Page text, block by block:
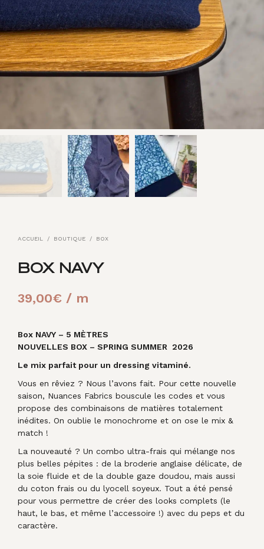
ACCUEIL / BOUTIQUE / BOX
BOX NAVY
39,00€ / m
Box NAVY – 5 MÈTRES
NOUVELLES BOX – SPRING SUMMER 2026
Le mix parfait pour un dressing vitaminé.
Vous en rêviez ? Nous l’avons fait. Pour cette nouvelle
saison, Nuances Fabrics bouscule les codes et vous
propose des combinaisons de matières totalement
inédites. On oublie le monochrome et on ose le mix &
match !
La nouveauté ? Un combo ultra-frais qui mélange nos
plus belles pépites : de la broderie anglaise délicate, de
la soie fluide et de la double gaze doudou, mais aussi
du coton frais ou du lyocell soyeux. Tout a été pensé
pour vous permettre de créer des looks complets (le
haut, le bas, et même l’accessoire !) avec du peps et du
caractère.